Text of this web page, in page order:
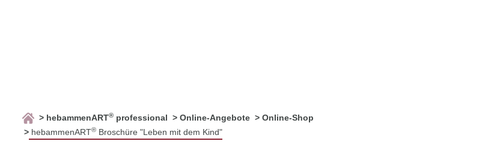
hebammenART® professional Online-Angebote
Online-Shop
hebammenART® Broschüre "Leben mit dem Kind"